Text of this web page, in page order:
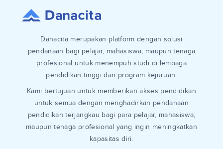
Danacita merupakan platform dengan solusi
pendanaan bagi pelajar, mahasiswa, maupun tenaga
profesional untuk menempuh studi di lembaga
pendidikan tinggi dan program kejuruan.
Kami bertujuan untuk memberikan akses pendidikan
untuk semua dengan menghadirkan pendanaan
pendidikan terjangkau bagi para pelajar, mahasiswa,
maupun tenaga profesional yang ingin meningkatkan
kapasitas diri.